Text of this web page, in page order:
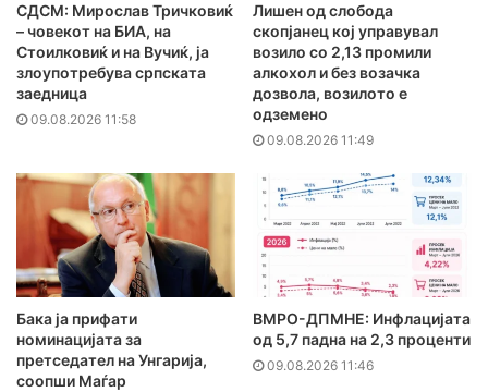
СДСМ: Мирослав Тричковиќ
– човекот на БИА, на
Стоилковиќ и на Вучиќ, ја
злоупотребува српската
заедница
09.08.2026 11:58
Лишен од слобода
скопјанец кој управувал
возило со 2,13 промили
алкохол и без возачка
дозвола, возилото е
одземено
09.08.2026 11:49
Бака ја прифати
номинацијата за
претседател на Унгарија,
соопши Маѓар
ВМРО-ДПМНЕ: Инфлацијата
од 5,7 падна на 2,3 проценти
09.08.2026 11:46